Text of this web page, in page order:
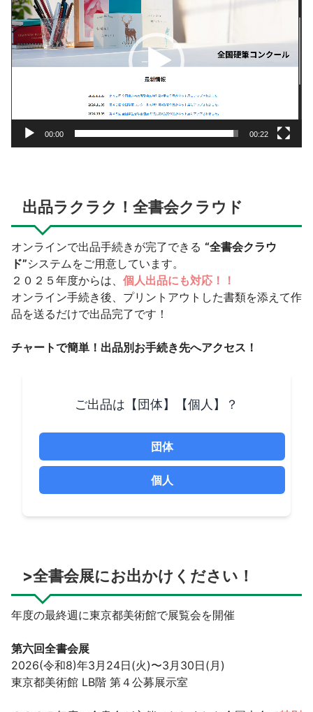
プ
レ
ー
ヤ
00:00 00:22
出品ラクラク！全書会クラウド
オンラインで出品手続きが完了できる “全書会クラウ
ド”システムをご用意しています。
２０２５年度からは、 個人出品にも対応！！
オンライン手続き後、プリントアウトした書類を添えて作
品を送るだけで出品完了です！
チャートで簡単！出品別お手続き先へアクセス！
ご出品は【団体】【個人】？
団体
個人
>全書会展にお出かけください！
年度の最終週に東京都美術館で展覧会を開催
第六回全書会展
2026(令和8)年3月24日(火)〜3月30日(月)
東京都美術館 LB階 第４公募展示室